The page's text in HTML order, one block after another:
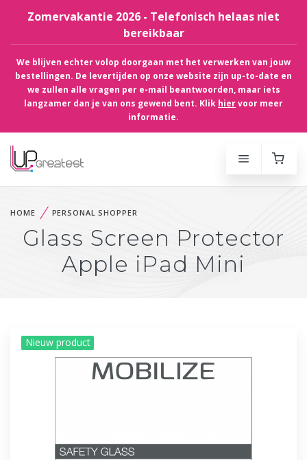
Zomervakantie 2026 - Telefonisch helaas niet
bereikbaar
We blijven echter volop doorgaan met het verwerken van jouw
bestellingen. De levertijden op onze website zijn up-to-date en
we zullen alle vragen per e-mail beantwoorden, maar iets
langzamer dan je van ons gewend bent. Klik hiervoor meer
informatie.
HOME PERSONAL SHOPPER
Glass Screen Protector
Apple iPad Mini
Nieuw product